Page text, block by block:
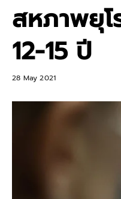
สหภาพยุโ
12-15 ปี
28 May 2021